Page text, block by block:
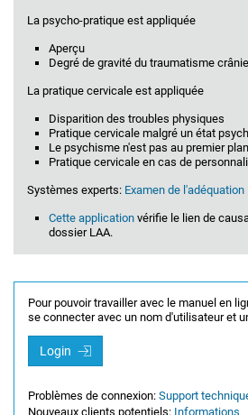
La psycho-pratique est appliquée
Aperçu
Degré de gravité du traumatisme
La pratique cervicale est appliquée
Disparition des troubles physiques
Pratique cervicale malgré un état
Le psychisme n'est pas au premier plan
Pratique cervicale en cas de
Systèmes experts: Examen de l'adéquation
Cette application vérifie le lien de
dossier LAA.
Pour pouvoir travailler avec le manuel en
se connecter avec un nom d'utilisateur et
Login
Problèmes de connexion: Support
Nouveaux clients potentiels: Informations